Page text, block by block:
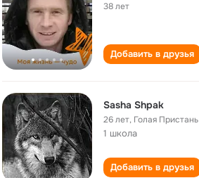
38 лет
Добавить в друзья
Sasha Shpak
26 лет, Голая Пристань
1 школа
Добавить в друзья